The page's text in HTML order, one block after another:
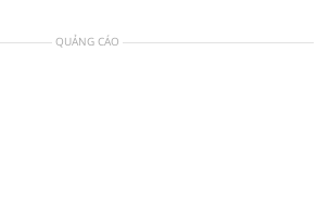
QUẢNG CÁO